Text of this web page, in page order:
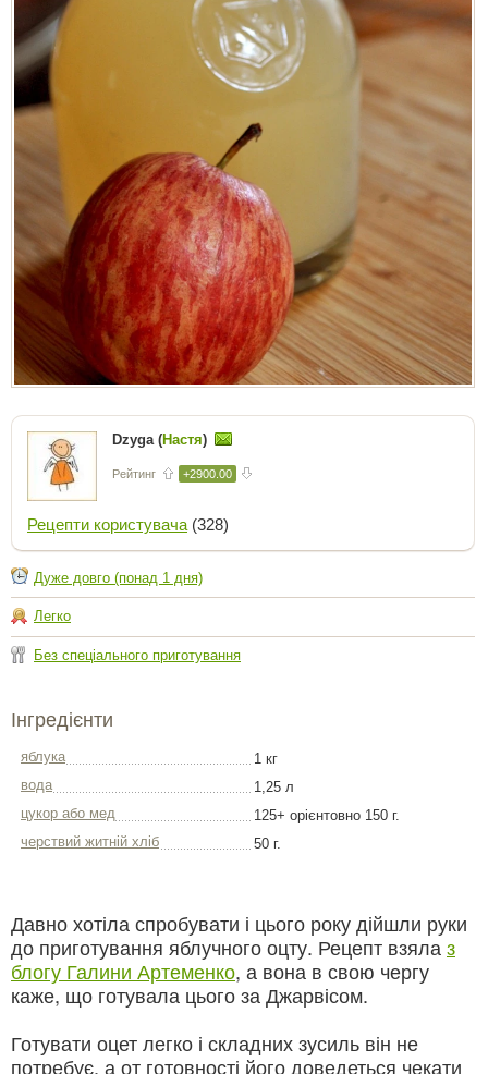
Dzyga (Настя)
Рейтинг +2900.00
Рецепти користувача (328)
Дуже довго (понад 1 дня)
Легко
Без спеціального приготування
Інгредієнти
яблука
1 кг
вода
1,25 л
цукор або мед
125+ орієнтовно 150 г.
черствий житній хліб
50 г.
Давно хотіла спробувати і цього року дійшли руки
до приготування яблучного оцту. Рецепт взяла з
блогу Галини Артеменко, а вона в свою чергу
каже, що готувала цього за Джарвісом.
Готувати оцет легко і складних зусиль він не
потребує. а от готовності його доведеться чекати